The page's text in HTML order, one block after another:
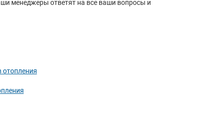
менеджеры ответят на все ваши вопросы и
отопления